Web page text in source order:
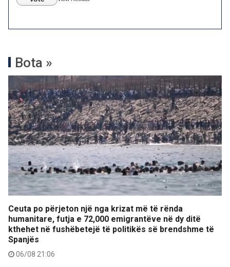
Bota »
Ceuta po përjeton një nga krizat më të rënda
humanitare, futja e 72,000 emigrantëve në dy ditë
kthehet në fushëbetejë të politikës së brendshme të
Spanjës
06/08 21:06